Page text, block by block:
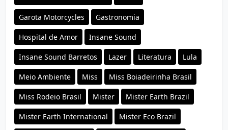
Garota Motorcycles Gastronomia
Hospital de Amor Insane Sound
Insane Sound Barretos Lazer Literatura Lula
Meio Ambiente Miss Miss Boiadeirinha Brasil
Miss Rodeio Brasil Mister Mister Earth Brazil
Mister Earth International Mister Eco Brazil